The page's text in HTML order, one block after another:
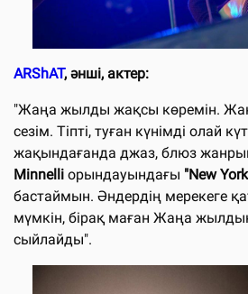
ARShAT, әнші, актер:
"Жаңа жылды жақсы көремін.
сезім. Тіпті, туған күнімді олай
жақындағанда джаз, блюз
Minnelli орындауындағы "New
бастаймын. Әндердің мерекеге
мүмкін, бірақ маған Жаңа
сыйлайды".